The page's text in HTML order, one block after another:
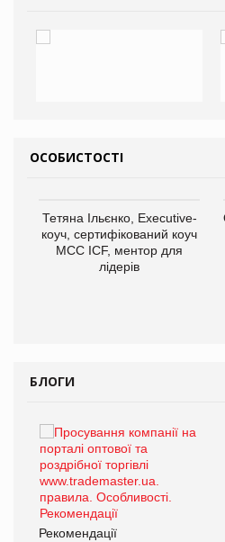
ОСОБИСТОСТІ
Тетяна Ільєнко, Executive-
коуч, сертифікований коуч
МСС ICF, ментор для
лідерів
БЛОГИ
Рекомендації